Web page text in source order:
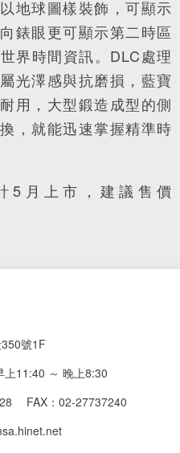
地球圖樣裝飾，可顯示
錶眼更可顯示第二時區
界時間資訊。DLC處理
光澤感與抗磨損，藍寶
用，大型鍛造成型的側
，就能迅速掌握精準時
5月上市，建議售價
號1F
上11:40 ～ 晚上8:30
FAX：02-27737240